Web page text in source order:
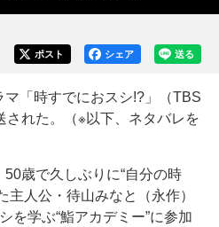
送る
シェア
ポスト
「時すでにおスシ!?」（TBS
された。（※以下、ネタバレを
歳で久しぶりに“自分の時
主人公・待山みなと（永作）
を学ぶ“鮨アカデミー”に参加